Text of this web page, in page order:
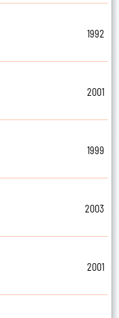
1992
2001
1999
2003
2001